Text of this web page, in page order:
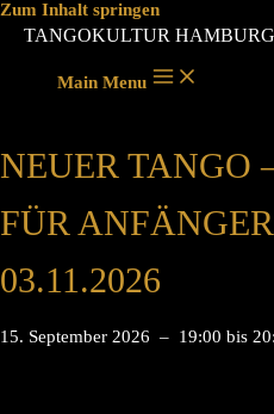
Zum Inhalt springen
TANGOKULTUR HAMBURG
Main Menu
NEUER TANGO
FÜR
03.11.2026
15. September 2026 – 19:00 bis